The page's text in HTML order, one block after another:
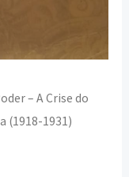
– A Crise do
(1918-1931)